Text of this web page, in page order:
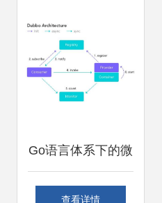
Go语言体系下的微
服务框架选型 以
查看详情